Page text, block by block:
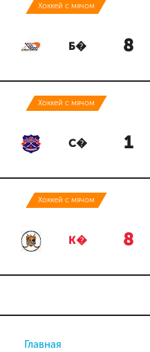
Хоккей с мячом
Б� 8
Хоккей с мячом
С� 1
Хоккей с мячом
К� 8
Главная